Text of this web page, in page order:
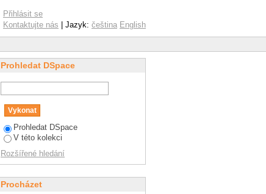
Přihlásit se
Kontaktujte nás | Jazyk: čeština English
Prohledat DSpace
Prohledat DSpace
V této kolekci
Rozšířené hledání
Procházet